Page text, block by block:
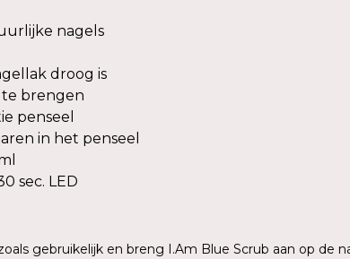
nagels
droog is
brengen
penseel
in het penseel
sec. LED
gebruikelijk en breng I.Am Blue Scrub aan op